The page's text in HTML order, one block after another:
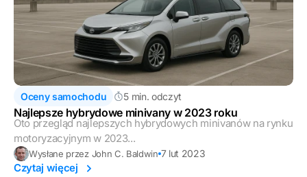
Oceny samochodu 5 min. odczyt
Najlepsze hybrydowe minivany w 2023 roku
Oto przegląd najlepszych hybrydowych minivanów na rynku
motoryzacyjnym w 2023...
Wysłane przez John C. Baldwin 7 lut 2023
Czytaj więcej